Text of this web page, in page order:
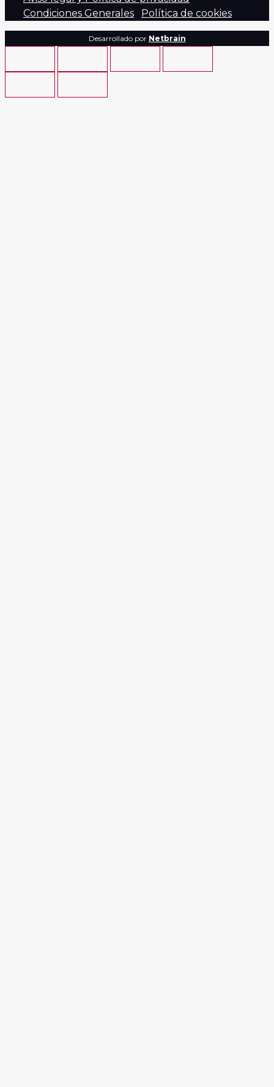
Condiciones Generales
Política de cookies
Desarrollado por Netbrain